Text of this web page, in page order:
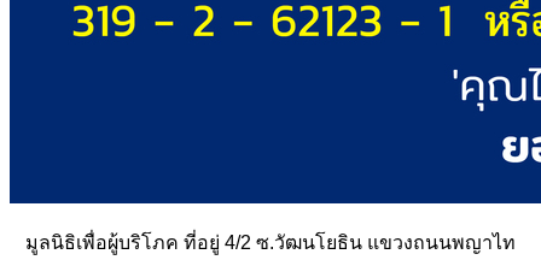
มูลนิธิเพื่อผู้บริโภค ที่อยู่ 4/2 ซ.วัฒนโยธิน แขวงถนนพญาไท